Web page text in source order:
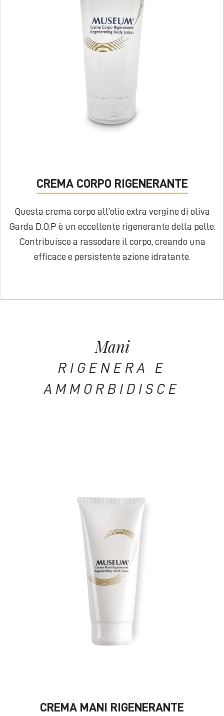
CREMA CORPO RIGENERANTE
Questa crema corpo all’olio extra vergine di oliva
Garda D.O.P è un eccellente rigenerante della pelle.
Contribuisce a rassodare il corpo, creando una
efficace e persistente azione idratante.
Mani
RIGENERA E
AMMORBIDISCE
CREMA MANI RIGENERANTE